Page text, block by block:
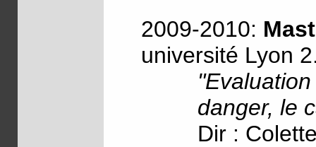
2009-2010:
université Lyon
danger, le
Dir :